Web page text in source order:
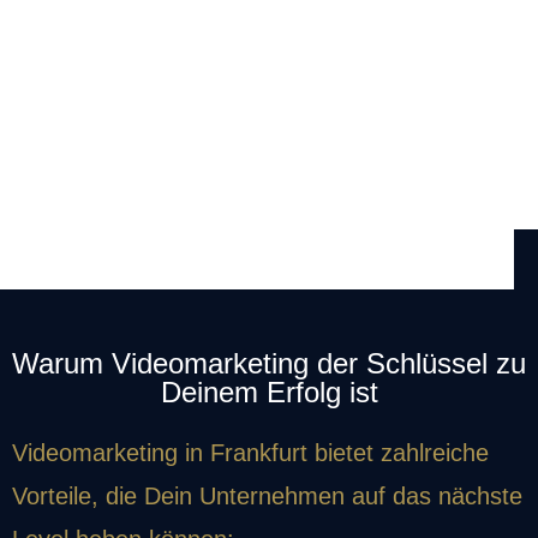
Warum Videomarketing der Schlüssel zu
Deinem Erfolg ist
Videomarketing in Frankfurt bietet zahlreiche
Vorteile, die Dein Unternehmen auf das nächste